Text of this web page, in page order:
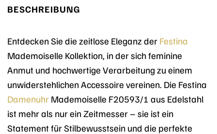
BESCHREIBUNG
Entdecken Sie die zeitlose Eleganz der Festina
Mademoiselle Kollektion, in der sich feminine
Anmut und hochwertige Verarbeitung zu einem
unwiderstehlichen Accessoire vereinen. Die Festina
Damenuhr Mademoiselle F20593/1 aus Edelstahl
ist mehr als nur ein Zeitmesser – sie ist ein
Statement für Stilbewusstsein und die perfekte